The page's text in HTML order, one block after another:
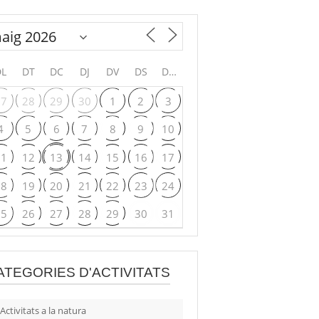
DT DC DJ DV DS DG
28 29 30 1 2
3
5 6 7 8 9
10
12 13 14 15 16
17
19 20 21 22 23
24
26 27 28 29 30 31
D'ACTIVITATS
Activitats a la natura